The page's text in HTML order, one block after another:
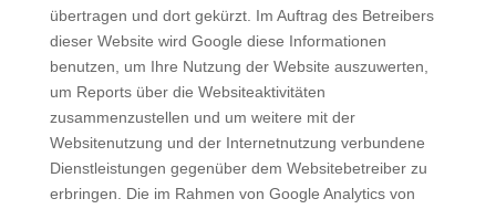
übertragen und dort gekürzt. Im Auftrag des Betreibers
dieser Website wird Google diese Informationen
benutzen, um Ihre Nutzung der Website auszuwerten,
um Reports über die Websiteaktivitäten
zusammenzustellen und um weitere mit der
Websitenutzung und der Internetnutzung verbundene
Dienstleistungen gegenüber dem Websitebetreiber zu
erbringen. Die im Rahmen von Google Analytics von